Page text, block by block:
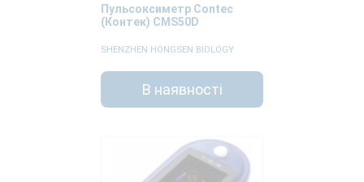
Пульсоксиметр Contec
(Контек) CMS50D
SHENZHEN HONGSEN BIOLOGY
В наявності